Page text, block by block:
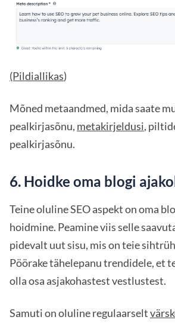
(Pildiallikas)
Mõned metaandmed, mida saate
pealkirjasõnu, metakirjeldusi,
pealkirjasõnu.
6. Hoidke oma blogi
Teine oluline SEO aspekt on oma
hoidmine. Peamine viis selle
pidevalt uut sisu, mis on teie
Pöörake tähelepanu trendidele, et
olla osa asjakohastest vestlustest.
Samuti on oluline regulaarselt